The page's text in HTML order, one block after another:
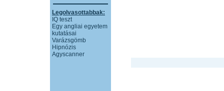
Legolvasottabbak:
IQ teszt
Egy angliai egyetem
kutatásai
Varázsgömb
Hipnózis
Agyscanner